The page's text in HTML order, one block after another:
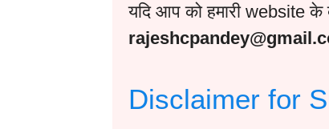
यदि आप को हमारी website
Disclaimer for